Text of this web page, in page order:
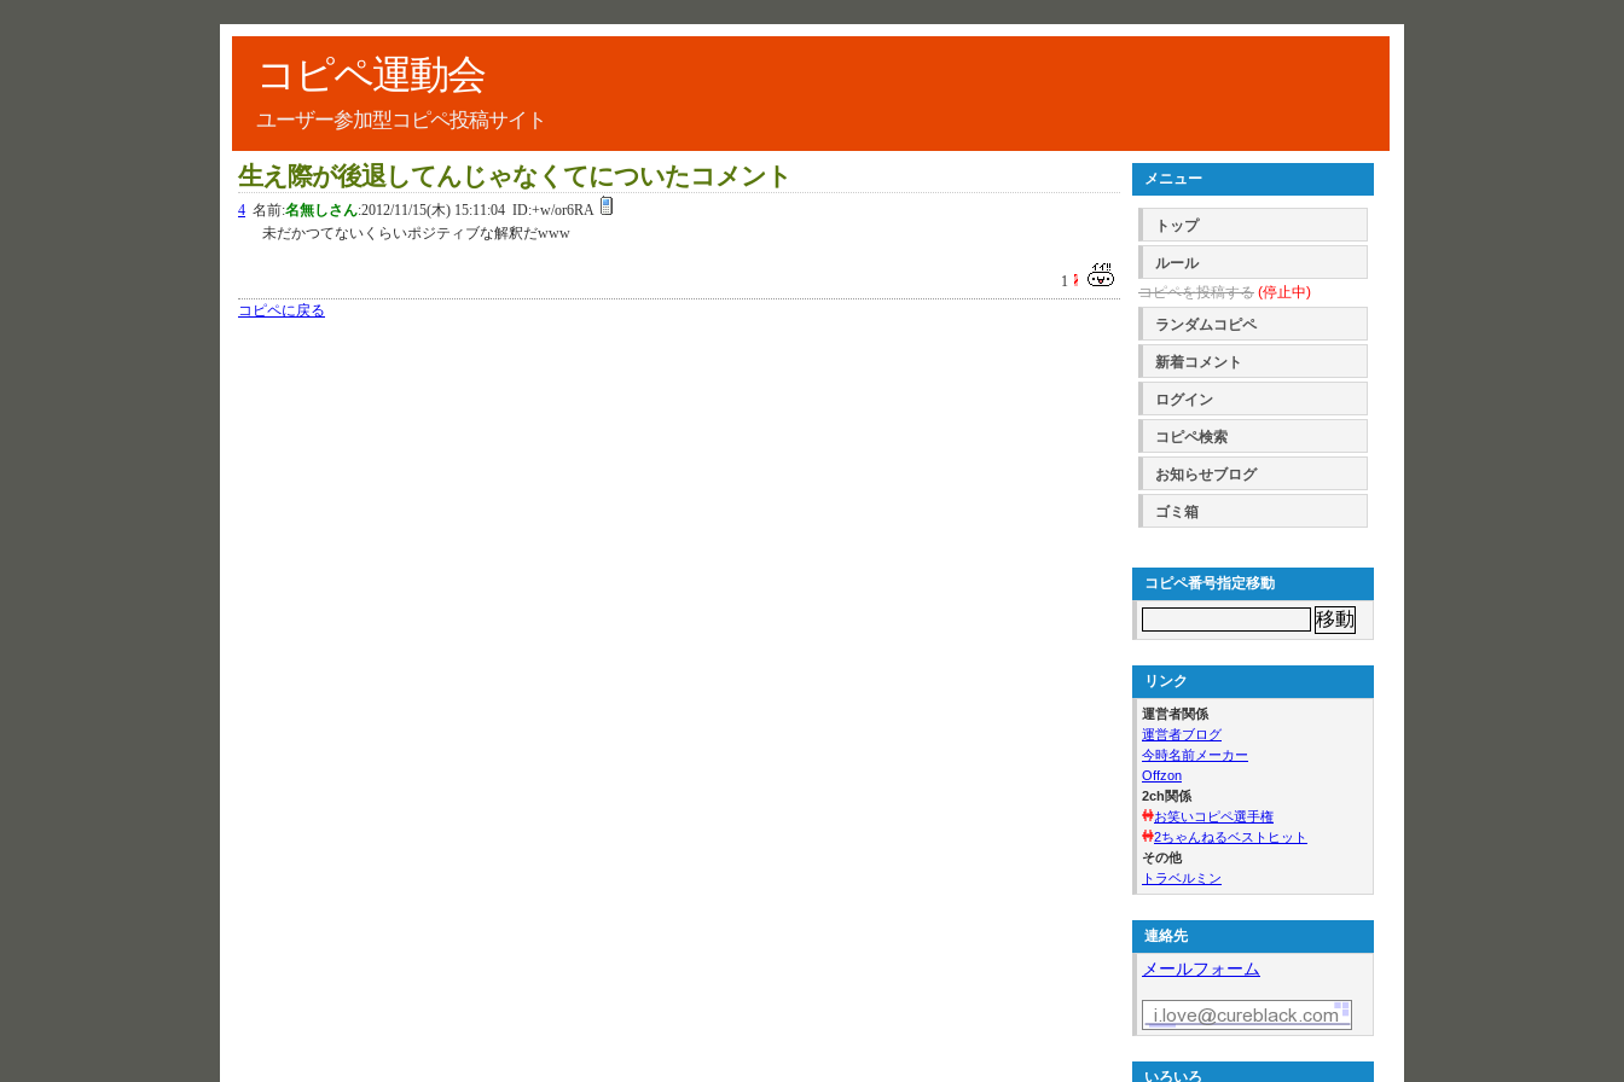
コピペ運動会
ユーザー参加型コピペ投稿サイト
生え際が後退してんじゃなくてについたコメント
4 名前:名無しさん:2012/11/15(木) 15:11:04 ID:+w/or6RA
未だかつてないくらいポジティブな解釈だwww
1
コピペに戻る
メニュー
トップ
ルール
コピペを投稿する (停止中)
ランダムコピペ
新着コメント
ログイン
コピペ検索
お知らせブログ
ゴミ箱
コピペ番号指定移動
リンク
運営者関係
運営者ブログ
今時名前メーカー
Offzon
2ch関係
お笑いコピペ選手権
2ちゃんねるベストヒット
その他
トラベルミン
連絡先
メールフォーム
いろいろ